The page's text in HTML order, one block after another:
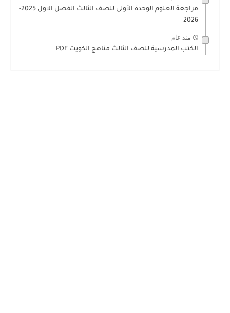
مراجعة العلوم الوحدة الأولى للصف الثالث الفصل الاول 2025-
2026
منذ عام
الكتب المدرسية للصف الثالث مناهج الكويت PDF